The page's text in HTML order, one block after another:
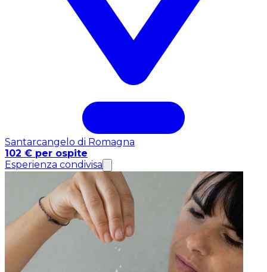
Santarcangelo di Romagna
102 € per ospite
Esperienza condivisa